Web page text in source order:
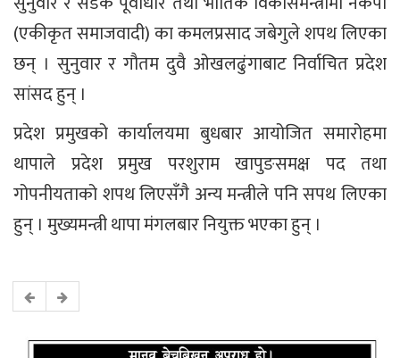
(एकीकृत समाजवादी) का कमलप्रसाद जबेगुले शपथ लिएका
छन् । सुनुवार र गौतम दुवै ओखलढुंगाबाट निर्वाचित प्रदेश
सांसद हुन् ।
प्रदेश प्रमुखको कार्यालयमा बुधबार आयोजित समारोहमा
थापाले प्रदेश प्रमुख परशुराम खापुङसमक्ष पद तथा
गोपनीयताको शपथ लिएसँगै अन्य मन्त्रीले पनि सपथ लिएका
हुन् । मुख्यमन्त्री थापा मंगलबार नियुक्त भएका हुन् ।